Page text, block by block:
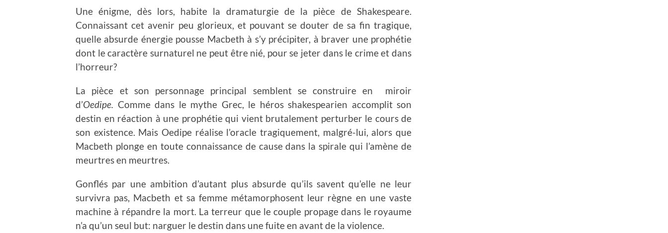
Une énigme, dès lors, habite la dramaturgie de la pièce de Shakespeare.
Connaissant cet avenir peu glorieux, et pouvant se douter de sa fin tragique,
quelle absurde énergie pousse Macbeth à s’y précipiter, à braver une prophétie
dont le caractère surnaturel ne peut être nié, pour se jeter dans le crime et dans
l’horreur?
La pièce et son personnage principal semblent se construire en miroir
d’Oedipe. Comme dans le mythe Grec, le héros shakespearien accomplit son
destin en réaction à une prophétie qui vient brutalement perturber le cours de
son existence. Mais Oedipe réalise l’oracle tragiquement, malgré-lui, alors que
Macbeth plonge en toute connaissance de cause dans la spirale qui l’amène de
meurtres en meurtres.
Gonflés par une ambition d’autant plus absurde qu’ils savent qu’elle ne leur
survivra pas, Macbeth et sa femme métamorphosent leur règne en une vaste
machine à répandre la mort. La terreur que le couple propage dans le royaume
n’a qu’un seul but: narguer le destin dans une fuite en avant de la violence.